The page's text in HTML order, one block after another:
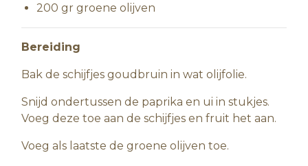
200 gr groene olijven
Bereiding
Bak de schijfjes goudbruin in wat olijfolie.
Snijd ondertussen de paprika en ui in stukjes.
Voeg deze toe aan de schijfjes en fruit het aan.
Voeg als laatste de groene olijven toe.